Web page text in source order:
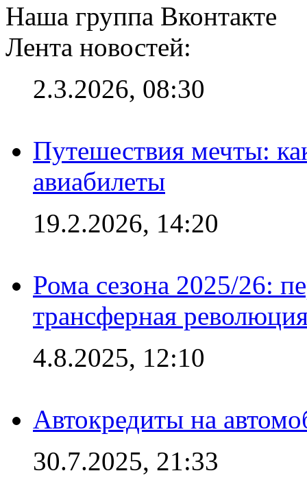
Наша группа Вконтакте
Лента новостей:
2.3.2026, 08:30
Путешествия мечты:
авиабилеты
19.2.2026, 14:20
Рома сезона 2025/26:
трансферная
4.8.2025, 12:10
Автокредиты на
30.7.2025, 21:33